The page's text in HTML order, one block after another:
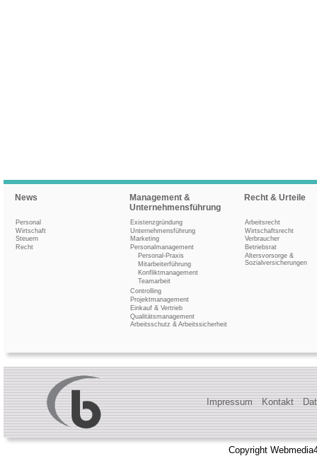
News
Personal
Wirtschaft
Steuern
Recht
Management &
Unternehmensführung
Existenzgründung
Unternehmensführung
Marketing
Personalmanagement
Personal-Praxis
Mitarbeiterführung
Konfliktmanagement
Teamarbeit
Controlling
Projektmanagement
Einkauf & Vertrieb
Qualitätsmanagement
Arbeitsschutz & Arbeitssicherheit
Recht & Urteile
Arbeitsrecht
Wirtschaftsrecht
Verbraucher
Betriebsrat
Altersvorsorge &
Sozialversicherungen
Impressum Kontakt
Copyright